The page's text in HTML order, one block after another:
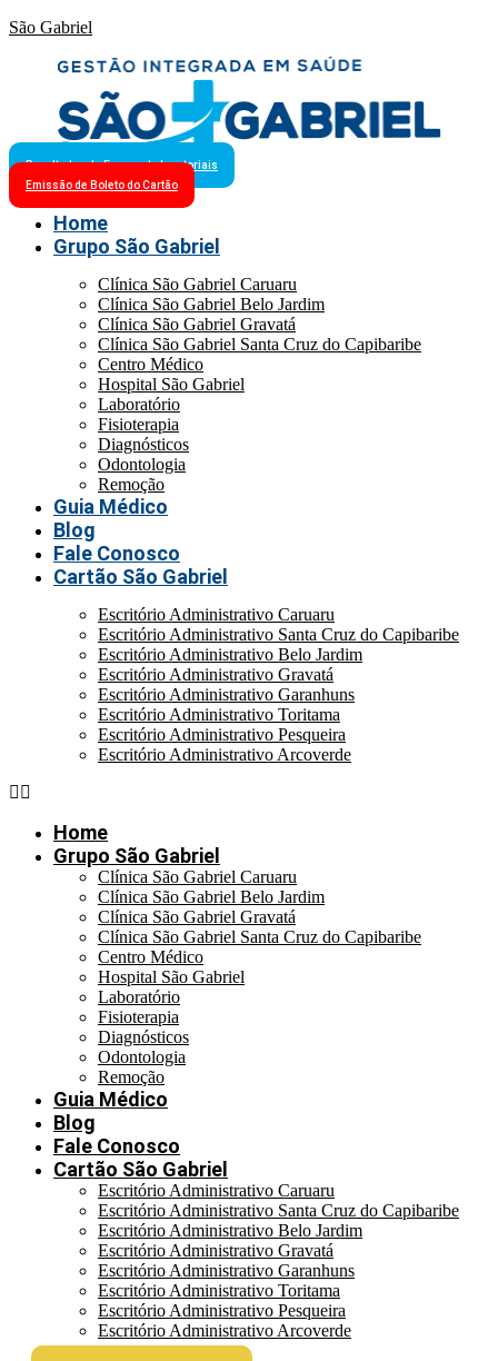
São Gabriel
Resultados de Exames Laboratoriais
Emissão de Boleto do Cartão
Home
Grupo São Gabriel
Clínica São Gabriel Caruaru
Clínica São Gabriel Belo Jardim
Clínica São Gabriel Gravatá
Clínica São Gabriel Santa Cruz do Capibaribe
Centro Médico
Hospital São Gabriel
Laboratório
Fisioterapia
Diagnósticos
Odontologia
Remoção
Guia Médico
Blog
Fale Conosco
Cartão São Gabriel
Escritório Administrativo Caruaru
Escritório Administrativo Santa Cruz do Capibaribe
Escritório Administrativo Belo Jardim
Escritório Administrativo Gravatá
Escritório Administrativo Garanhuns
Escritório Administrativo Toritama
Escritório Administrativo Pesqueira
Escritório Administrativo Arcoverde
Home
Grupo São Gabriel
Clínica São Gabriel Caruaru
Clínica São Gabriel Belo Jardim
Clínica São Gabriel Gravatá
Clínica São Gabriel Santa Cruz do Capibaribe
Centro Médico
Hospital São Gabriel
Laboratório
Fisioterapia
Diagnósticos
Odontologia
Remoção
Guia Médico
Blog
Fale Conosco
Cartão São Gabriel
Escritório Administrativo Caruaru
Escritório Administrativo Santa Cruz do Capibaribe
Escritório Administrativo Belo Jardim
Escritório Administrativo Gravatá
Escritório Administrativo Garanhuns
Escritório Administrativo Toritama
Escritório Administrativo Pesqueira
Escritório Administrativo Arcoverde